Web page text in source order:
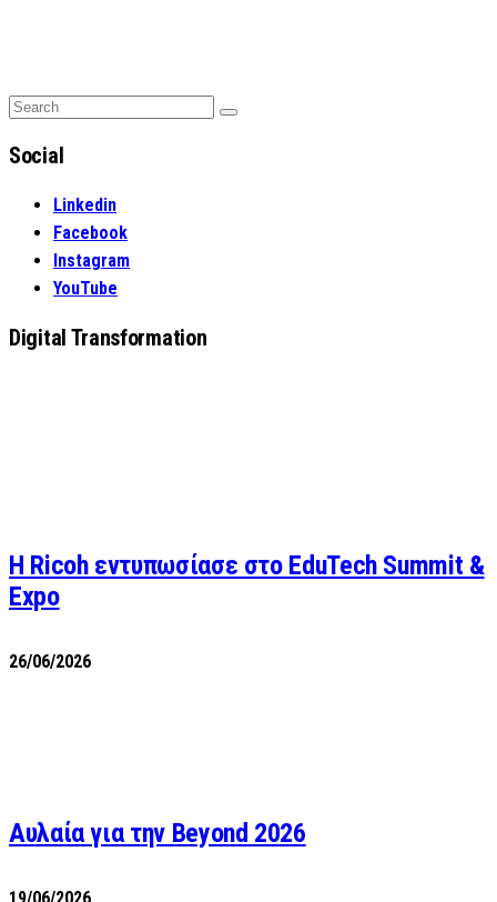
Search
Search
Social
Linkedin
Facebook
Instagram
YouTube
Digital Transformation
Η Ricoh εντυπωσίασε στο EduTech Summit &
Expo
26/06/2026
Αυλαία για την Beyond 2026